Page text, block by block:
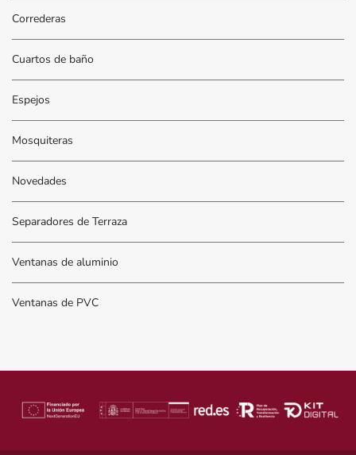
Correderas
Cuartos de baño
Espejos
Mosquiteras
Novedades
Separadores de Terraza
Ventanas de aluminio
Ventanas de PVC